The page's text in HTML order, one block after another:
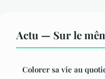
Actu — Sur le
Colorer sa vie au